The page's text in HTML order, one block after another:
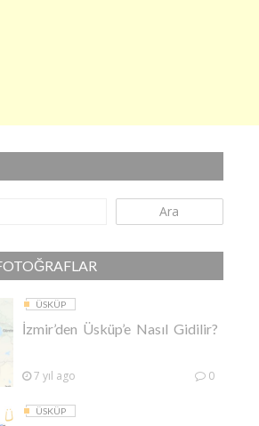
Ara
ÜSKÜP
İzmir’den Üsküp’e Nasıl Gidilir?
7 yıl ago 0
ÜSKÜP